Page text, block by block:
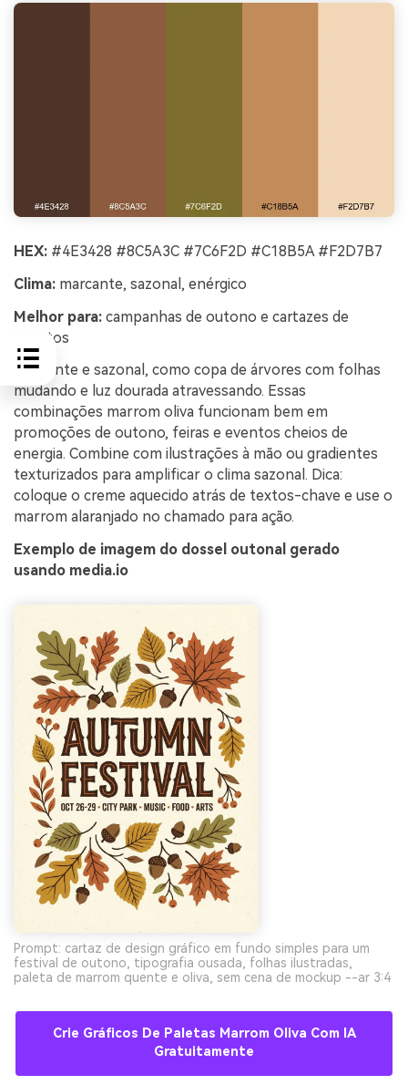
HEX: #4E3428 #8C5A3C #7C6F2D #C18B5A #F2D7B7
Clima: marcante, sazonal, enérgico
Melhor para: campanhas de outono e cartazes de
eventos
Marcante e sazonal, como copa de árvores com folhas
mudando e luz dourada atravessando. Essas
combinações marrom oliva funcionam bem em
promoções de outono, feiras e eventos cheios de
energia. Combine com ilustrações à mão ou gradientes
texturizados para amplificar o clima sazonal. Dica:
coloque o creme aquecido atrás de textos-chave e use o
marrom alaranjado no chamado para ação.
Exemplo de imagem do dossel outonal gerado
usando media.io
Prompt: cartaz de design gráfico em fundo simples para um
festival de outono, tipografia ousada, folhas ilustradas,
paleta de marrom quente e oliva, sem cena de mockup --ar 3:4
Crie Gráficos De Paletas Marrom Oliva Com IA
Gratuitamente